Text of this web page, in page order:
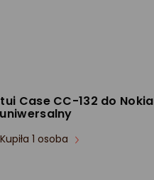
Case CC-132 do Nokia
Kupiła 1 osoba